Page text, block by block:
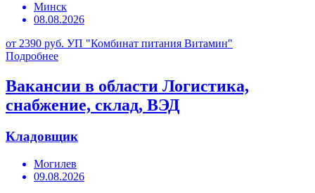
Минск
08.08.2026
от 2390 руб. УП "Комбинат питания Витамин"
Подробнее
Вакансии в области Логистика,
снабжение, склад, ВЭД
Кладовщик
Могилев
09.08.2026